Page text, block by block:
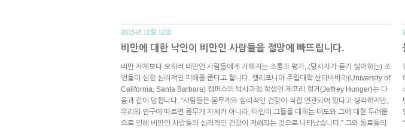
2015년 11월 12일.
비만에 대한 낙인이 비만인 사람들을 절망에 빠뜨립니다.
비만 자체보다 오히려 비만인 사람들에게 가해지는 조롱과 평가, (당사자가 듣기 싫어하는) 조
언들이 심한 심리적인 피해를 준다고 합니다. 캘리포니아 주립대학 산타바바라(University of
California, Santa Barbara) 캠퍼스의 박사과정 학생인 제프리 헝거(Jeffrey Hunger)는 다
음과 같이 말합니다. “사람들은 몸무게와 심리적인 건강이 직접 연관되어 있다고 생각하지만,
우리의 연구에 따르면 몸무게 자체가 아니라, 타인이 그들을 대하는 태도와 그에 대한 두려움
으로 인해 비만인 사람들의 심리적인 건강이 저해되는 것으로 나타났습니다.” 그와 동료들의